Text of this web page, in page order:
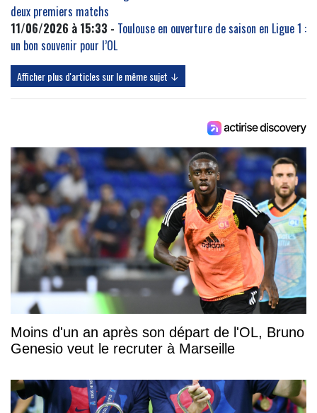
deux premiers matchs
11/06/2026 à 15:33 - Toulouse en ouverture de saison en Ligue 1 :
un bon souvenir pour l’OL
Afficher plus d'articles sur le même sujet ↓
Moins d'un an après son départ de l'OL, Bruno
Genesio veut le recruter à Marseille